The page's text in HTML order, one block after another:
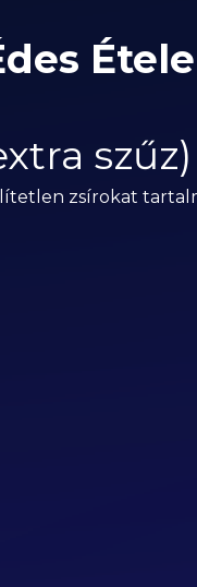
szűz)
zsírokat